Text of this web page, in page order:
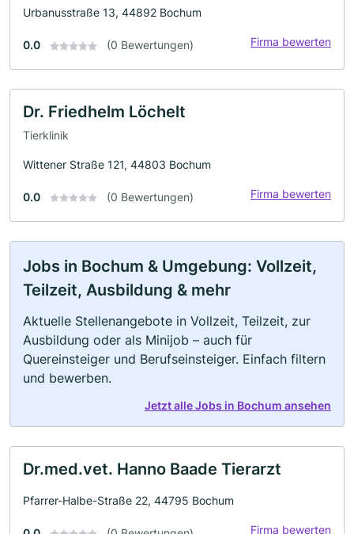
Urbanusstraße 13, 44892 Bochum
0.0 (0 Bewertungen) Firma bewerten
Dr. Friedhelm Löchelt
Tierklinik
Wittener Straße 121, 44803 Bochum
0.0 (0 Bewertungen) Firma bewerten
Jobs in Bochum & Umgebung: Vollzeit,
Teilzeit, Ausbildung & mehr
Aktuelle Stellenangebote in Vollzeit, Teilzeit, zur
Ausbildung oder als Minijob – auch für
Quereinsteiger und Berufseinsteiger. Einfach filtern
und bewerben.
Jetzt alle Jobs in Bochum ansehen
Dr.med.vet. Hanno Baade Tierarzt
Pfarrer-Halbe-Straße 22, 44795 Bochum
Firma bewerten